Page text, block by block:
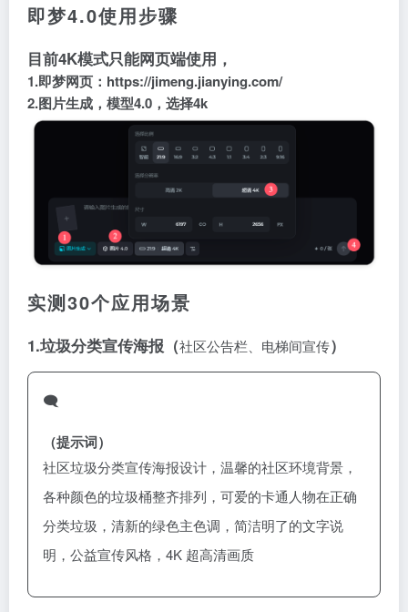
即梦4.0使用步骤
目前4K模式只能网页端使用，
1.即梦网页： https://jimeng.jianying.com/
2.图片生成，模型4.0，选择4k
实测30个应用场景
1.垃圾分类宣传海报（社区公告栏、电梯间宣传）
🗨️
（提示词）
社区垃圾分类宣传海报设计，温馨的社区环境背景，
各种颜色的垃圾桶整齐排列，可爱的卡通人物在正确
分类垃圾，清新的绿色主色调，简洁明了的文字说
明，公益宣传风格，4K 超高清画质